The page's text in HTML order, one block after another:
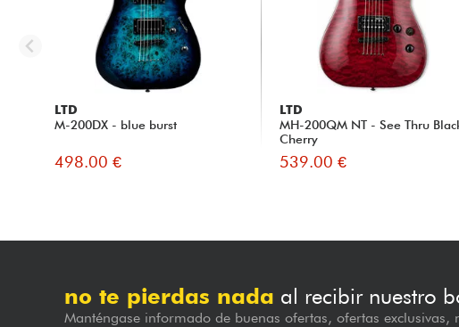
LTD
M-200DX - blue burst
498.00 €
LTD
MH-200QM NT - See Thru
Cherry
539.00 €
no te pierdas nada al recibir nuestro
Manténgase informado de buenas ofertas, ofertas exclusivas,